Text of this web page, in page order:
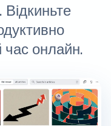
Відкиньте
час онлайн.